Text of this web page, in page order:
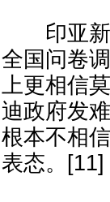
印亚新
全国问卷
上更相信
迪政府发
根本不相
表态。[11]